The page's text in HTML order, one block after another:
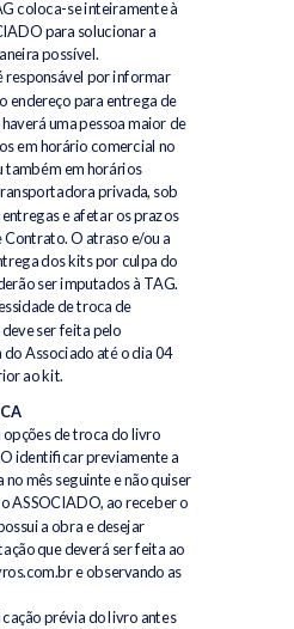
coloca-se inteiramente à
para solucionar a
possível.
responsável por informar
endereço para entrega de
uma pessoa maior de
em horário comercial no
também em horários
privada, sob
e afetar os prazos
O atraso e/ou a
dos kits por culpa do
ser imputados à TAG.
de troca de
ser feita pelo
Associado até o dia 04
ao kit.
de troca do livro
identificar previamente a
mês seguinte e não quiser
ASSOCIADO, ao receber o
a obra e desejar
que deverá ser feita ao
e observando as
prévia do livro antes